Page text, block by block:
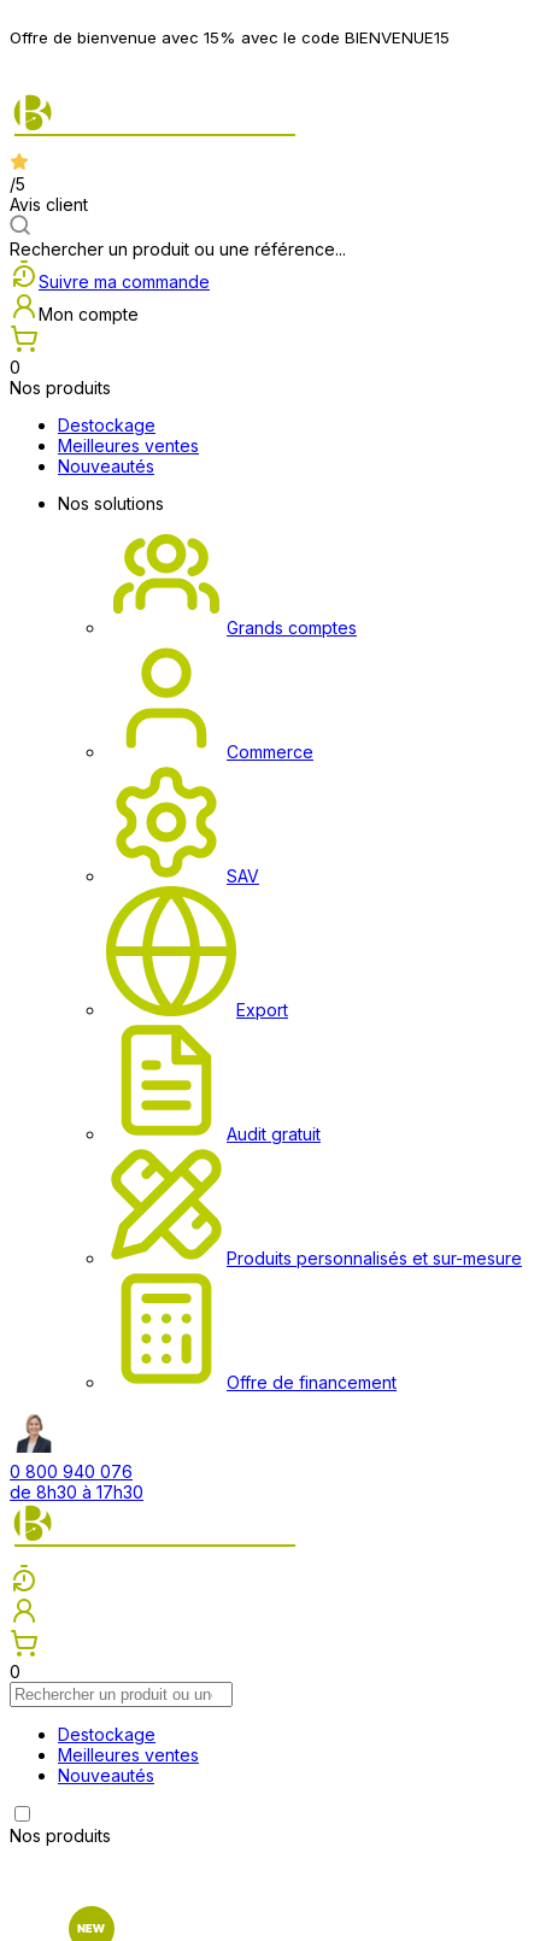
Offre de bienvenue avec 15% avec le code BIENVENUE15
/5
Avis client
Rechercher un produit ou une référence...
Suivre ma commande
Mon compte
0
Nos produits
Destockage
Meilleures ventes
Nouveautés
Nos solutions
Grands comptes
Commerce
SAV
Export
Audit gratuit
Produits personnalisés et sur-mesure
Offre de financement
0 800 940 076
de 8h30 à 17h30
0
Destockage
Meilleures ventes
Nouveautés
Nos produits